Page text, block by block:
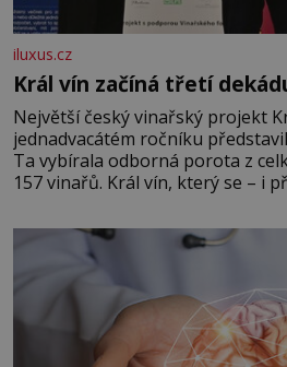
iluxus.cz
Král vín začíná třetí
Největší český vinařský projekt
jednadvacátém ročníku
Ta vybírala odborná porota z
157 vinařů. Král vín, který se – i